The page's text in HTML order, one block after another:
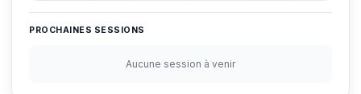
PROCHAINES SESSIONS
Aucune session à venir